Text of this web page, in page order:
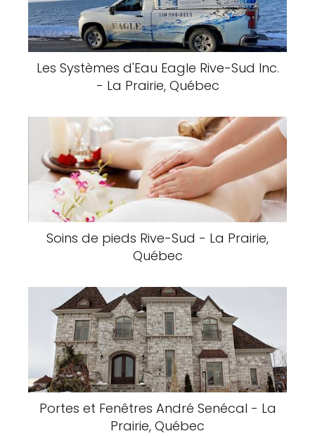
Les Systèmes d'Eau Eagle Rive-Sud Inc.
- La Prairie, Québec
Soins de pieds Rive-Sud - La Prairie,
Québec
Portes et Fenêtres André Senécal - La
Prairie, Québec